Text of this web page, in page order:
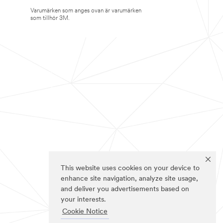
This website uses cookies on your device to
enhance site navigation, analyze site usage,
and deliver you advertisements based on
your interests.
Cookie Notice
Varumärken som anges ovan är varumärken
som tillhör 3M.